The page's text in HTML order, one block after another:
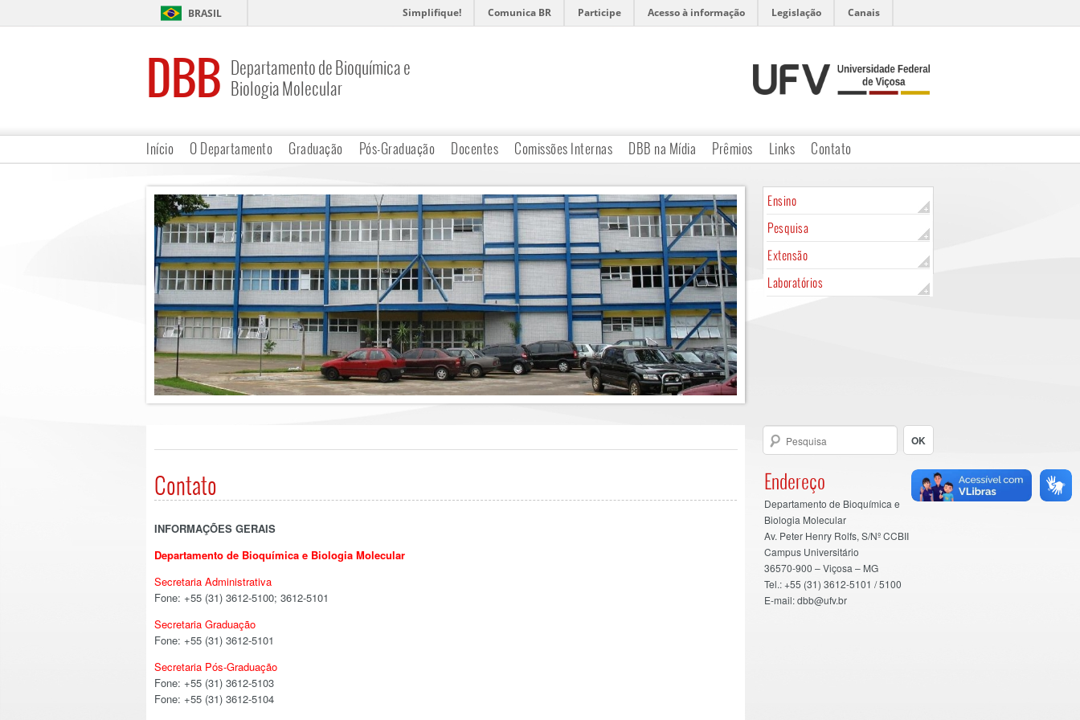
BRASIL Simplifique! Comunica BR Participe Acesso à informação Legislação Canais
DBB Departamento de Bioquímica e
Biologia Molecular
Início O Departamento Graduação Pós-Graduação Docentes Comissões Internas DBB na Mídia Prêmios Links Contato
Ensino
Pesquisa
Extensão
Laboratórios
Endereço
Departamento de Bioquímica e
Biologia Molecular
Av. Peter Henry Rolfs, S/Nº CCBII
Campus Universitário
36570-900 – Viçosa – MG
Tel.: +55 (31) 3612-5101 / 5100
E-mail: dbb@ufv.br
Contato
INFORMAÇÕES GERAIS
Departamento de Bioquímica e Biologia Molecular
Secretaria Administrativa
Fone: +55 (31) 3612-5100; 3612-5101
Secretaria Graduação
Fone: +55 (31) 3612-5101
Secretaria Pós-Graduação
Fone: +55 (31) 3612-5103
Fone: +55 (31) 3612-5104